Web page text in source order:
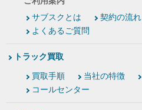
サブスクとは
契約の流れ
よくあるご質問
トラック買取
買取手順 当社の特徴
コールセンター